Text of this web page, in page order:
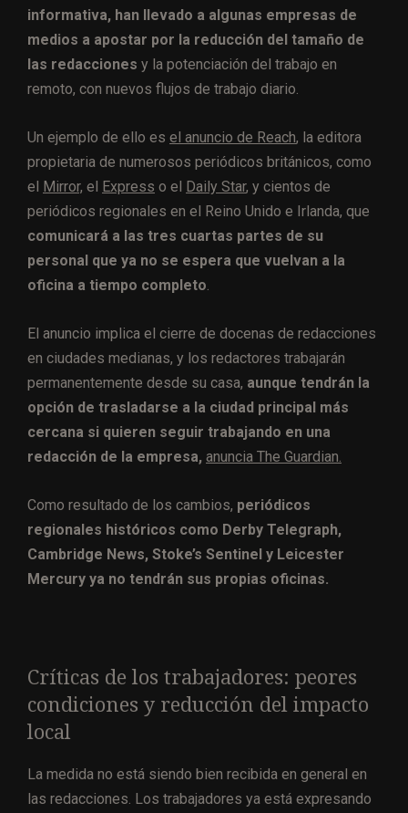
informativa, han llevado a algunas empresas de
medios a apostar por la reducción del tamaño de
las redacciones y la potenciación del trabajo en
remoto, con nuevos flujos de trabajo diario.
Un ejemplo de ello es el anuncio de Reach, la editora
propietaria de numerosos periódicos británicos, como
el Mirror, el Express o el Daily Star, y cientos de
periódicos regionales en el Reino Unido e Irlanda, que
comunicará a las tres cuartas partes de su
personal que ya no se espera que vuelvan a la
oficina a tiempo completo.
El anuncio implica el cierre de docenas de redacciones
en ciudades medianas, y los redactores trabajarán
permanentemente desde su casa, aunque tendrán la
opción de trasladarse a la ciudad principal más
cercana si quieren seguir trabajando en una
redacción de la empresa, anuncia The Guardian.
Como resultado de los cambios, periódicos
regionales históricos como Derby Telegraph,
Cambridge News, Stoke’s Sentinel y Leicester
Mercury ya no tendrán sus propias oficinas.
Críticas de los trabajadores: peores
condiciones y reducción del impacto
local
La medida no está siendo bien recibida en general en
las redacciones. Los trabajadores ya está expresando